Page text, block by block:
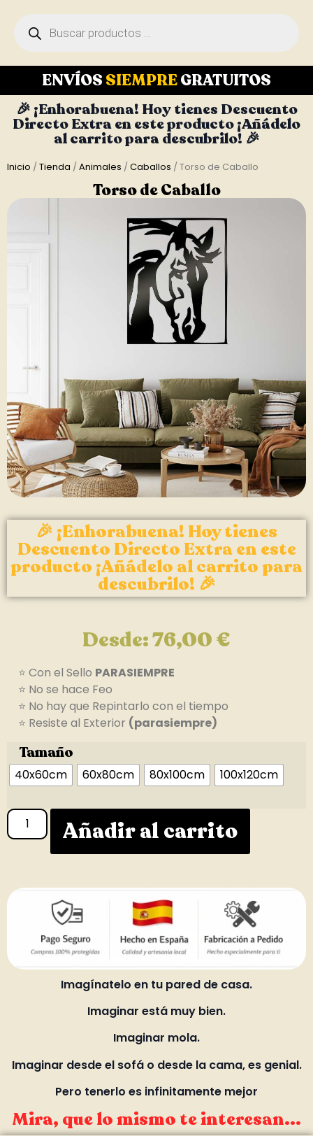
ENVÍOS SIEMPREGRATUITOS
🎉 ¡Enhorabuena! Hoy tienes Descuento
Directo Extra en este producto ¡Añádelo
al carrito para descubrilo! 🎉
Inicio /Tienda /Animales /Caballos / Torso de Caballo
Torso de Caballo
🎉 ¡Enhorabuena! Hoy tienes
Descuento Directo Extra en este
producto ¡Añádelo al carrito para
descubrilo! 🎉
Desde:76,00€
⭐ Con el Sello PARASIEMPRE
⭐ No se hace Feo
⭐ No hay que Repintarlo con el tiempo
⭐ Resiste al Exterior (parasiempre)
Tamaño
40x60cm 60x80cm 80x100cm 100x120cm
Añadir al carrito
Imagínatelo en tu pared de casa.
Imaginar está muy bien.
Imaginar mola.
Imaginar desde el sofá o desde la cama, es genial.
Pero tenerlo es infinitamente mejor
Mira, que lo mismo te interesan...